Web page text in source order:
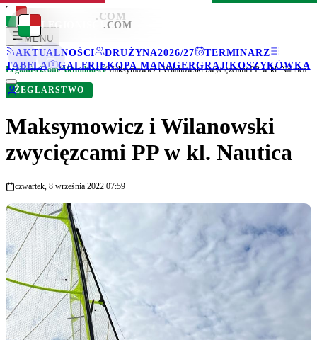
LEGIONISCI .COM
MENU
AKTUALNOŚCI
DRUŻYNA2026/27
TERMINARZ
TABELA
GALERIEKOPA MANAGERGRAJ!KOSZYKÓWKA
LEGIONISCI .COM
Legionisci.com/Aktualności/Maksymowicz i Wilanowski zwycięzcami PP w kl. Nautica
ŻEGLARSTWO
Maksymowicz i Wilanowski
zwycięzcami PP w kl. Nautica
czwartek, 8 września 2022 07:59